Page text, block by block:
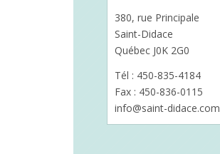
380, rue Principale
Saint-Didace
Québec J0K 2G0
Tél : 450-835-4184
Fax : 450-836-0115
info@saint-didace.com